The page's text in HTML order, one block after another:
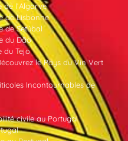
de l’Algarve
de Lisbonne
de Setúbal
du Dão
du Tejo
le Pays du Vin Vert
Incontournables de
civile au Portugal